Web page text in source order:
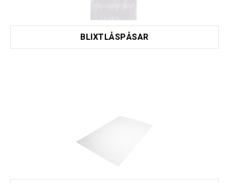
BLIXTLÅSPÅSAR